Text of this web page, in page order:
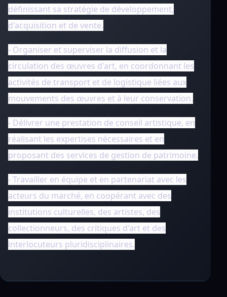
définissant sa stratégie de développement,
d'acquisition et de vente.
- Organiser et superviser la diffusion et la
circulation des œuvres d'art, en coordonnant les
activités de transport et de logistique liées aux
mouvements des œuvres et à leur conservation.
- Délivrer une prestation de conseil artistique, en
réalisant les expertises nécessaires et en
proposant des services de gestion de patrimoine.
- Travailler en équipe et en partenariat avec les
acteurs du marché, en coopérant avec des
institutions culturelles, des artistes, des
collectionneurs, des critiques d'art et des
interlocuteurs pluridisciplinaires.